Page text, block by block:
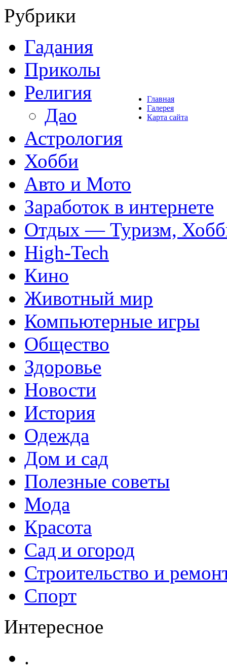
Главная
Галерея
Карта сайта
Рубрики
Гадания
Приколы
Религия
Дао
Астрология
Хобби
Авто и Мото
Заработок в интернете
Отдых — Туризм,
High-Tech
Кино
Животный мир
Компьютерные игры
Общество
Здоровье
Новости
История
Одежда
Дом и сад
Полезные советы
Мода
Красота
Сад и огород
Строительство и
Спорт
Интересное
.